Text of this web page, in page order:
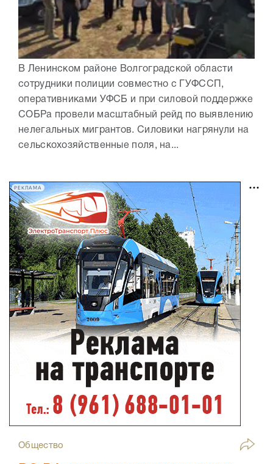
В Ленинском районе Волгоградской области
сотрудники полиции совместно с ГУФССП,
оперативниками УФСБ и при силовой поддержке
СОБРа провели масштабный рейд по выявлению
нелегальных мигрантов. Силовики нагрянули на
сельскохозяйственные поля, на...
РЕКЛАМА
Общество